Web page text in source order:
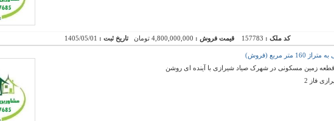
کد ملک : 157783 قیمت فروش : 4,800,000,000 تومان تاریخ ثبت : 1405/05/01
مربع (فروش)
زمین مسکونی در شهرک صیاد شیرازی با آینده ای روشن
فاز 2